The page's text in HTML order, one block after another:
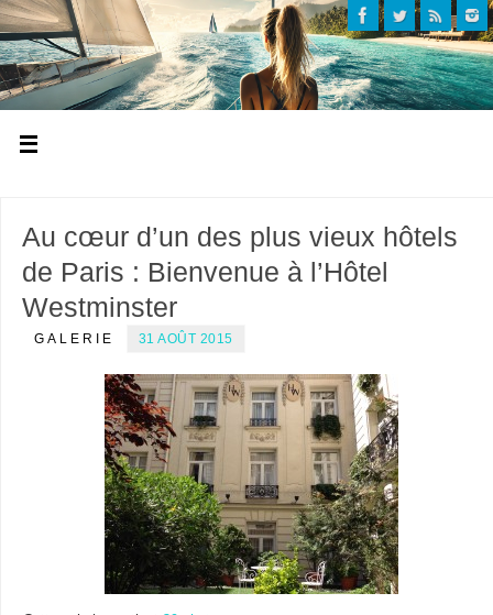
Au cœur d’un des plus vieux hôtels
de Paris : Bienvenue à l’Hôtel
Westminster
GALERIE 31 AOÛT 2015